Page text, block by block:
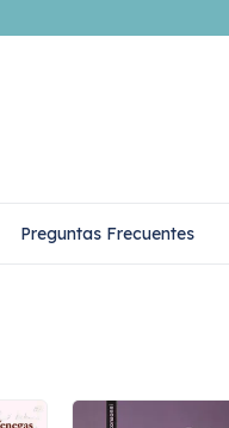
Preguntas Frecuentes